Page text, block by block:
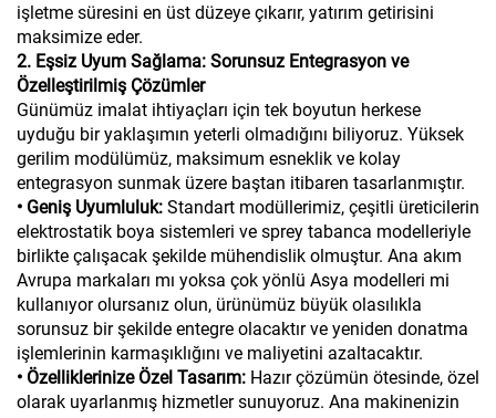
işletme süresini en üst düzeye çıkarır, yatırım getirisini
maksimize eder.
2. Eşsiz Uyum Sağlama: Sorunsuz Entegrasyon ve
Özelleştirilmiş Çözümler
Günümüz imalat ihtiyaçları için tek boyutun herkese
uyduğu bir yaklaşımın yeterli olmadığını biliyoruz. Yüksek
gerilim modülümüz, maksimum esneklik ve kolay
entegrasyon sunmak üzere baştan itibaren tasarlanmıştır.
• Geniş Uyumluluk: Standart modüllerimiz, çeşitli üreticilerin
elektrostatik boya sistemleri ve sprey tabanca modelleriyle
birlikte çalışacak şekilde mühendislik olmuştur. Ana akım
Avrupa markaları mı yoksa çok yönlü Asya modelleri mi
kullanıyor olursanız olun, ürünümüz büyük olasılıkla
sorunsuz bir şekilde entegre olacaktır ve yeniden donatma
işlemlerinin karmaşıklığını ve maliyetini azaltacaktır.
• Özelliklerinize Özel Tasarım: Hazır çözümün ötesinde, özel
olarak uyarlanmış hizmetler sunuyoruz. Ana makinenizin